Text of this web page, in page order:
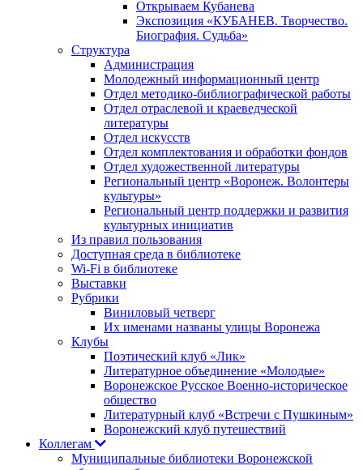
Открываем Кубанева
Экспозиция «КУБАНЕВ. Творчество.
Биография. Судьба»
Структура
Администрация
Молодежный информационный центр
Отдел методико-библиографической работы
Отдел отраслевой и краеведческой
литературы
Отдел искусств
Отдел комплектования и обработки фондов
Отдел художественной литературы
Региональный центр «Воронеж. Волонтеры
культуры»
Региональный центр поддержки и развития
культурных инициатив
Из правил пользования
Доступная среда в библиотеке
Wi-Fi в библиотеке
Выставки
Рубрики
Виниловый четверг
Их именами названы улицы Воронежа
Клубы
Поэтический клуб «Лик»
Литературное объединение «Молодые»
Воронежское Русское Военно-историческое
общество
Литературный клуб «Встречи с Пушкиным»
Воронежский клуб путешествий
Коллегам
Муниципальные библиотеки Воронежской